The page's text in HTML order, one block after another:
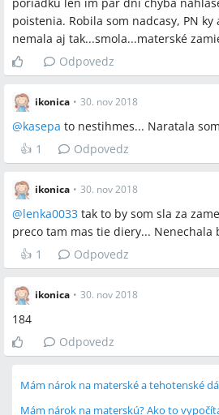
Ak zamestnávateľ neprihlásil
poistenie, aký je najefektívnejší
poistenia pred Sociálnou
Spomenuté značky a firmy
Sociálna poisťovňa, ÚPSVaR, úrad práce
Spomenuté produkty a
materské, nemocenské poistenie, 270
poistenia, vymeriavací základ, nižší
rodičovský príspevok, kocikovne,
na nemocenské poistenie, ochranná
Miesta a osoby
poistenia. Robila som nadcasy, PN
nemala aj tak...smola...materské
Odpovedz
ikonica • 30. nov 2018
@kasepa to nestihmes... Naratala
👍 1 Odpovedz
ikonica • 30. nov 2018
@lenka0033 tak to by som sla za
preco tam mas tie diery... Nenechala
👍 1 Odpovedz
ikonica • 30. nov 2018
184
Odpovedz
Mám nárok na materské a tehotenské
Mám nárok na materskú? Ako to